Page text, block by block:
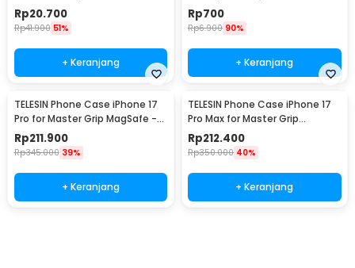
Touchscreen Adjustable - SH-
008
Rp20.700
Rp41.900 51%
+ Keranjang
- GR-01
Rp700
Rp6.900 90%
+ Keranjang
TELESIN Phone Case iPhone 17
Pro for Master Grip MagSafe -
P10-PCO-11
Rp211.900
Rp345.000 39%
+ Keranjang
TELESIN Phone Case iPhone 17
Pro Max for Master Grip
MagSafe - P10-PCO-12
Rp212.400
Rp350.000 40%
+ Keranjang